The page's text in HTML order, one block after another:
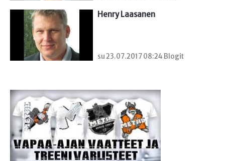
Henry Laasanen
su 23.07.2017 08:24 Blogit